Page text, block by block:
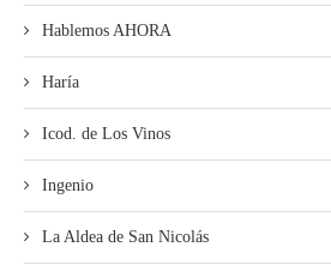
Hablemos AHORA
Haría
Icod. de Los Vinos
Ingenio
La Aldea de San Nicolás